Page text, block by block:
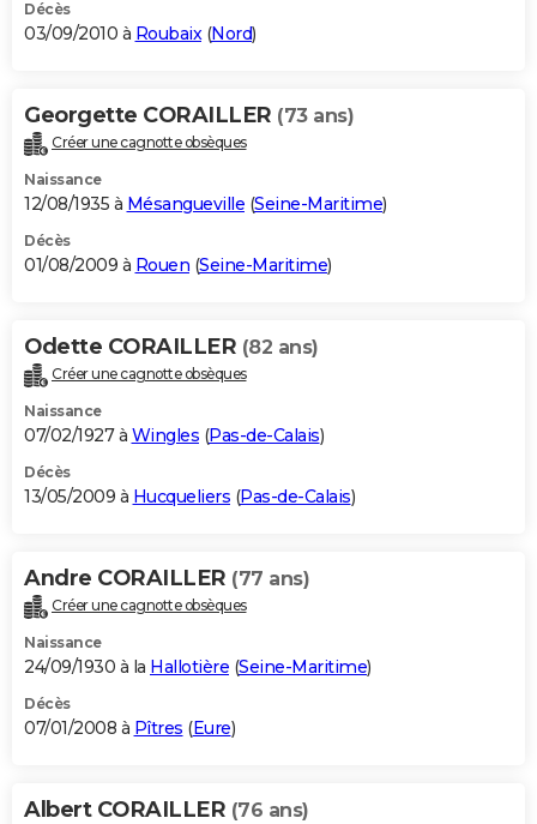
Décès
03/09/2010 à Roubaix(Nord)
Georgette CORAILLER (73 ans)
Créer une cagnotte obsèques
Naissance
12/08/1935 à Mésangueville (Seine-Maritime)
Décès
01/08/2009 à Rouen (Seine-Maritime)
Odette CORAILLER (82 ans)
Créer une cagnotte obsèques
Naissance
07/02/1927 à Wingles (Pas-de-Calais)
Décès
13/05/2009 à Hucqueliers (Pas-de-Calais)
Andre CORAILLER (77 ans)
Créer une cagnotte obsèques
Naissance
24/09/1930 à la Hallotière (Seine-Maritime)
Décès
07/01/2008 à Pîtres (Eure)
Albert CORAILLER (76 ans)